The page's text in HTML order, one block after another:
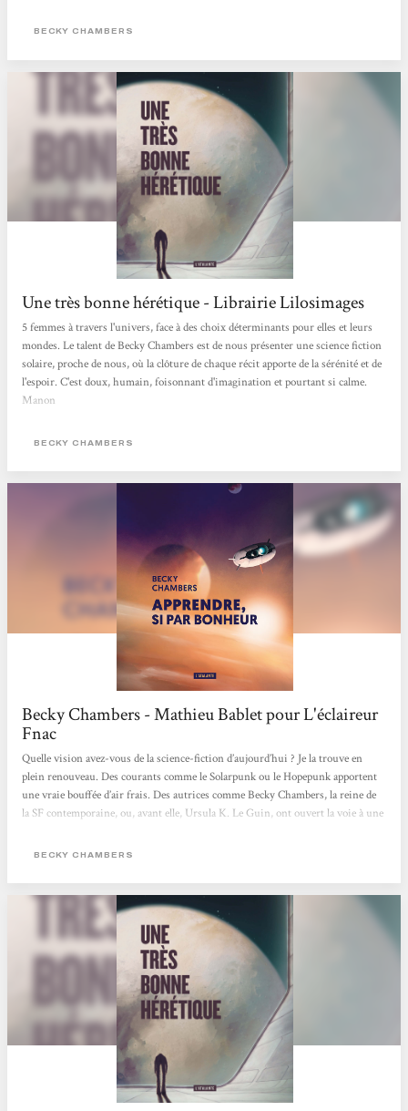
Une fois de plus, l'autrice manie les mots avec finesse et sensibilité, nous
touchantes, auxquelles...
BECKY CHAMBERS
Une très bonne hérétique - Librairie Lilosimages
5 femmes à travers l'univers, face à des choix déterminants pour elles et leurs
mondes. Le talent de Becky Chambers est de nous présenter une science fiction
solaire, proche de nous, où la clôture de chaque récit apporte de la sérénité et de
l'espoir. C'est doux, humain, foisonnant d'imagination et pourtant si calme.
Manon
BECKY CHAMBERS
Becky Chambers - Mathieu Bablet pour L'éclaireur
Fnac
Quelle vision avez-vous de la science-fiction d’aujourd’hui ? Je la trouve en
plein renouveau. Des courants comme le Solarpunk ou le Hopepunk apportent
une vraie bouffée d’air frais. Des autrices comme Becky Chambers, la reine de
la SF contemporaine, ou, avant elle, Ursula K. Le Guin, ont ouvert la voie à une
académique. C’est ce courant-là qui m’intéresse aujourd’hui, celui qui s’empare
Mathieu Bablet > Lire tout l'article <
BECKY CHAMBERS